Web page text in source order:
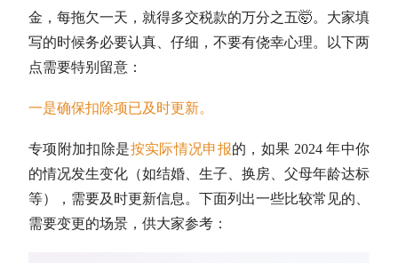
金，每拖欠一天，就得多交税款的万分之五🤯。大家填
写的时候务必要认真、仔细，不要有侥幸心理。以下两
点需要特别留意：
一是确保扣除项已及时更新。
专项附加扣除是按实际情况申报的，如果 2024 年中你
的情况发生变化（如结婚、生子、换房、父母年龄达标
等），需要及时更新信息。下面列出一些比较常见的、
需要变更的场景，供大家参考：